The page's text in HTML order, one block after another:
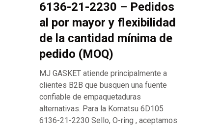
6136-21-2230 – Pedidos
al por mayor y flexibilidad
de la cantidad mínima de
pedido (MOQ)
MJ GASKET atiende principalmente a
clientes B2B que busquen una fuente
confiable de empaquetaduras
alternativas. Para la Komatsu 6D105
6136-21-2230 Sello, O-ring , aceptamos